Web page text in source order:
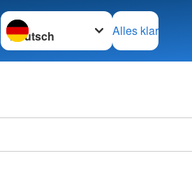
Sprache wechseln zu
Alles klar